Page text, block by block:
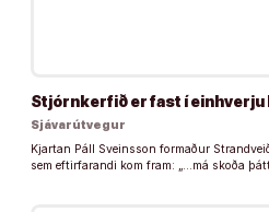
Stjórnkerfið er fast í
Sjávarútvegur
Kjartan Páll Sveinsson formaður
sem eftirfarandi kom fram: „…má skoða